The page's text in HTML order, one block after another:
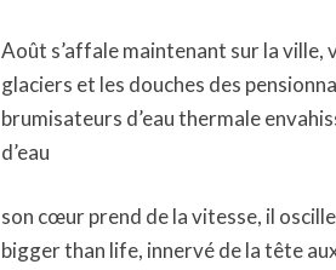
Août s’affale maintenant sur la ville,
glaciers et les douches des
brumisateurs d’eau thermale
d’eau
son cœur prend de la vitesse, il
bigger than life, innervé de la tête